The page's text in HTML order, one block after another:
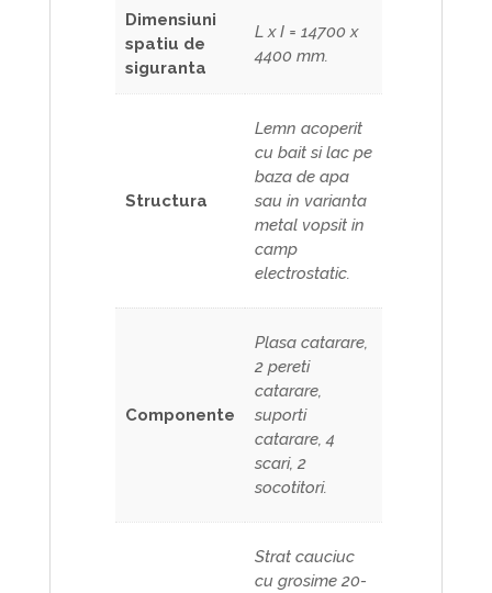
Dimensiuni
spatiu de
siguranta
L x I = 14700 x
4400 mm.
Structura
Lemn acoperit
cu bait si lac pe
baza de apa
sau in varianta
metal vopsit in
camp
electrostatic.
Componente
Plasa catarare,
2 pereti
catarare,
suporti
catarare, 4
scari, 2
socotitori.
Strat cauciuc
cu grosime 20-